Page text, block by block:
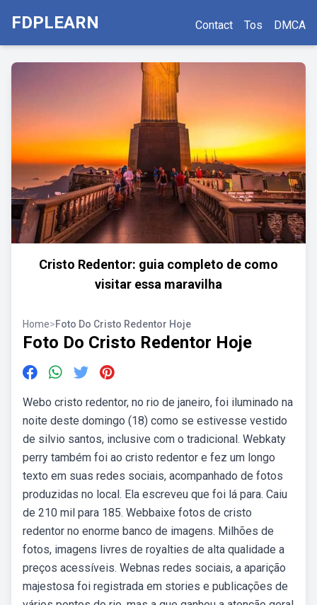
FDPLEARN Contact Tos DMCA
Cristo Redentor: guia completo de como
visitar essa maravilha
Home>Foto Do Cristo Redentor Hoje
Foto Do Cristo Redentor Hoje
Webo cristo redentor, no rio de janeiro, foi iluminado na
noite deste domingo (18) como se estivesse vestido
de silvio santos, inclusive com o tradicional. Webkaty
perry também foi ao cristo redentor e fez um longo
texto em suas redes sociais, acompanhado de fotos
produzidas no local. Ela escreveu que foi lá para. Caiu
de 210 mil para 185. Webbaixe fotos de cristo
redentor no enorme banco de imagens. Milhões de
fotos, imagens livres de royalties de alta qualidade a
preços acessíveis. Webnas redes sociais, a aparição
majestosa foi registrada em stories e publicações de